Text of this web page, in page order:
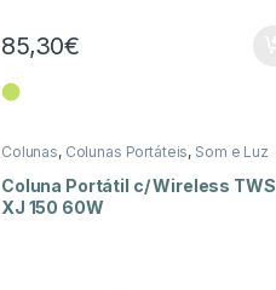
85,30€
⬤
Colunas, Colunas Portáteis, Som e Luz
Coluna Portátil c/ Wireless TWS
XJ 150 60W